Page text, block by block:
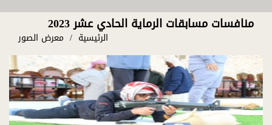
منافسات مسابقات الرماية الحادي عشر 2023
الرئيسية معرض الصور